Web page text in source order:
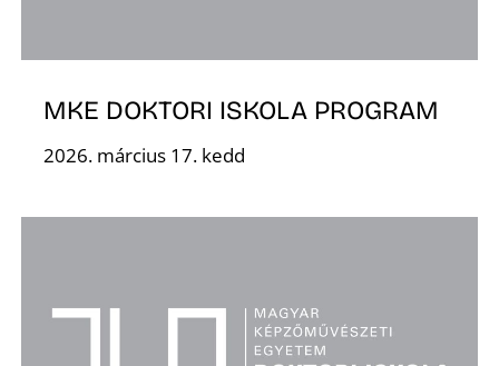
MKE DOKTORI ISKOLA PROGRAM
2026. március 17. kedd